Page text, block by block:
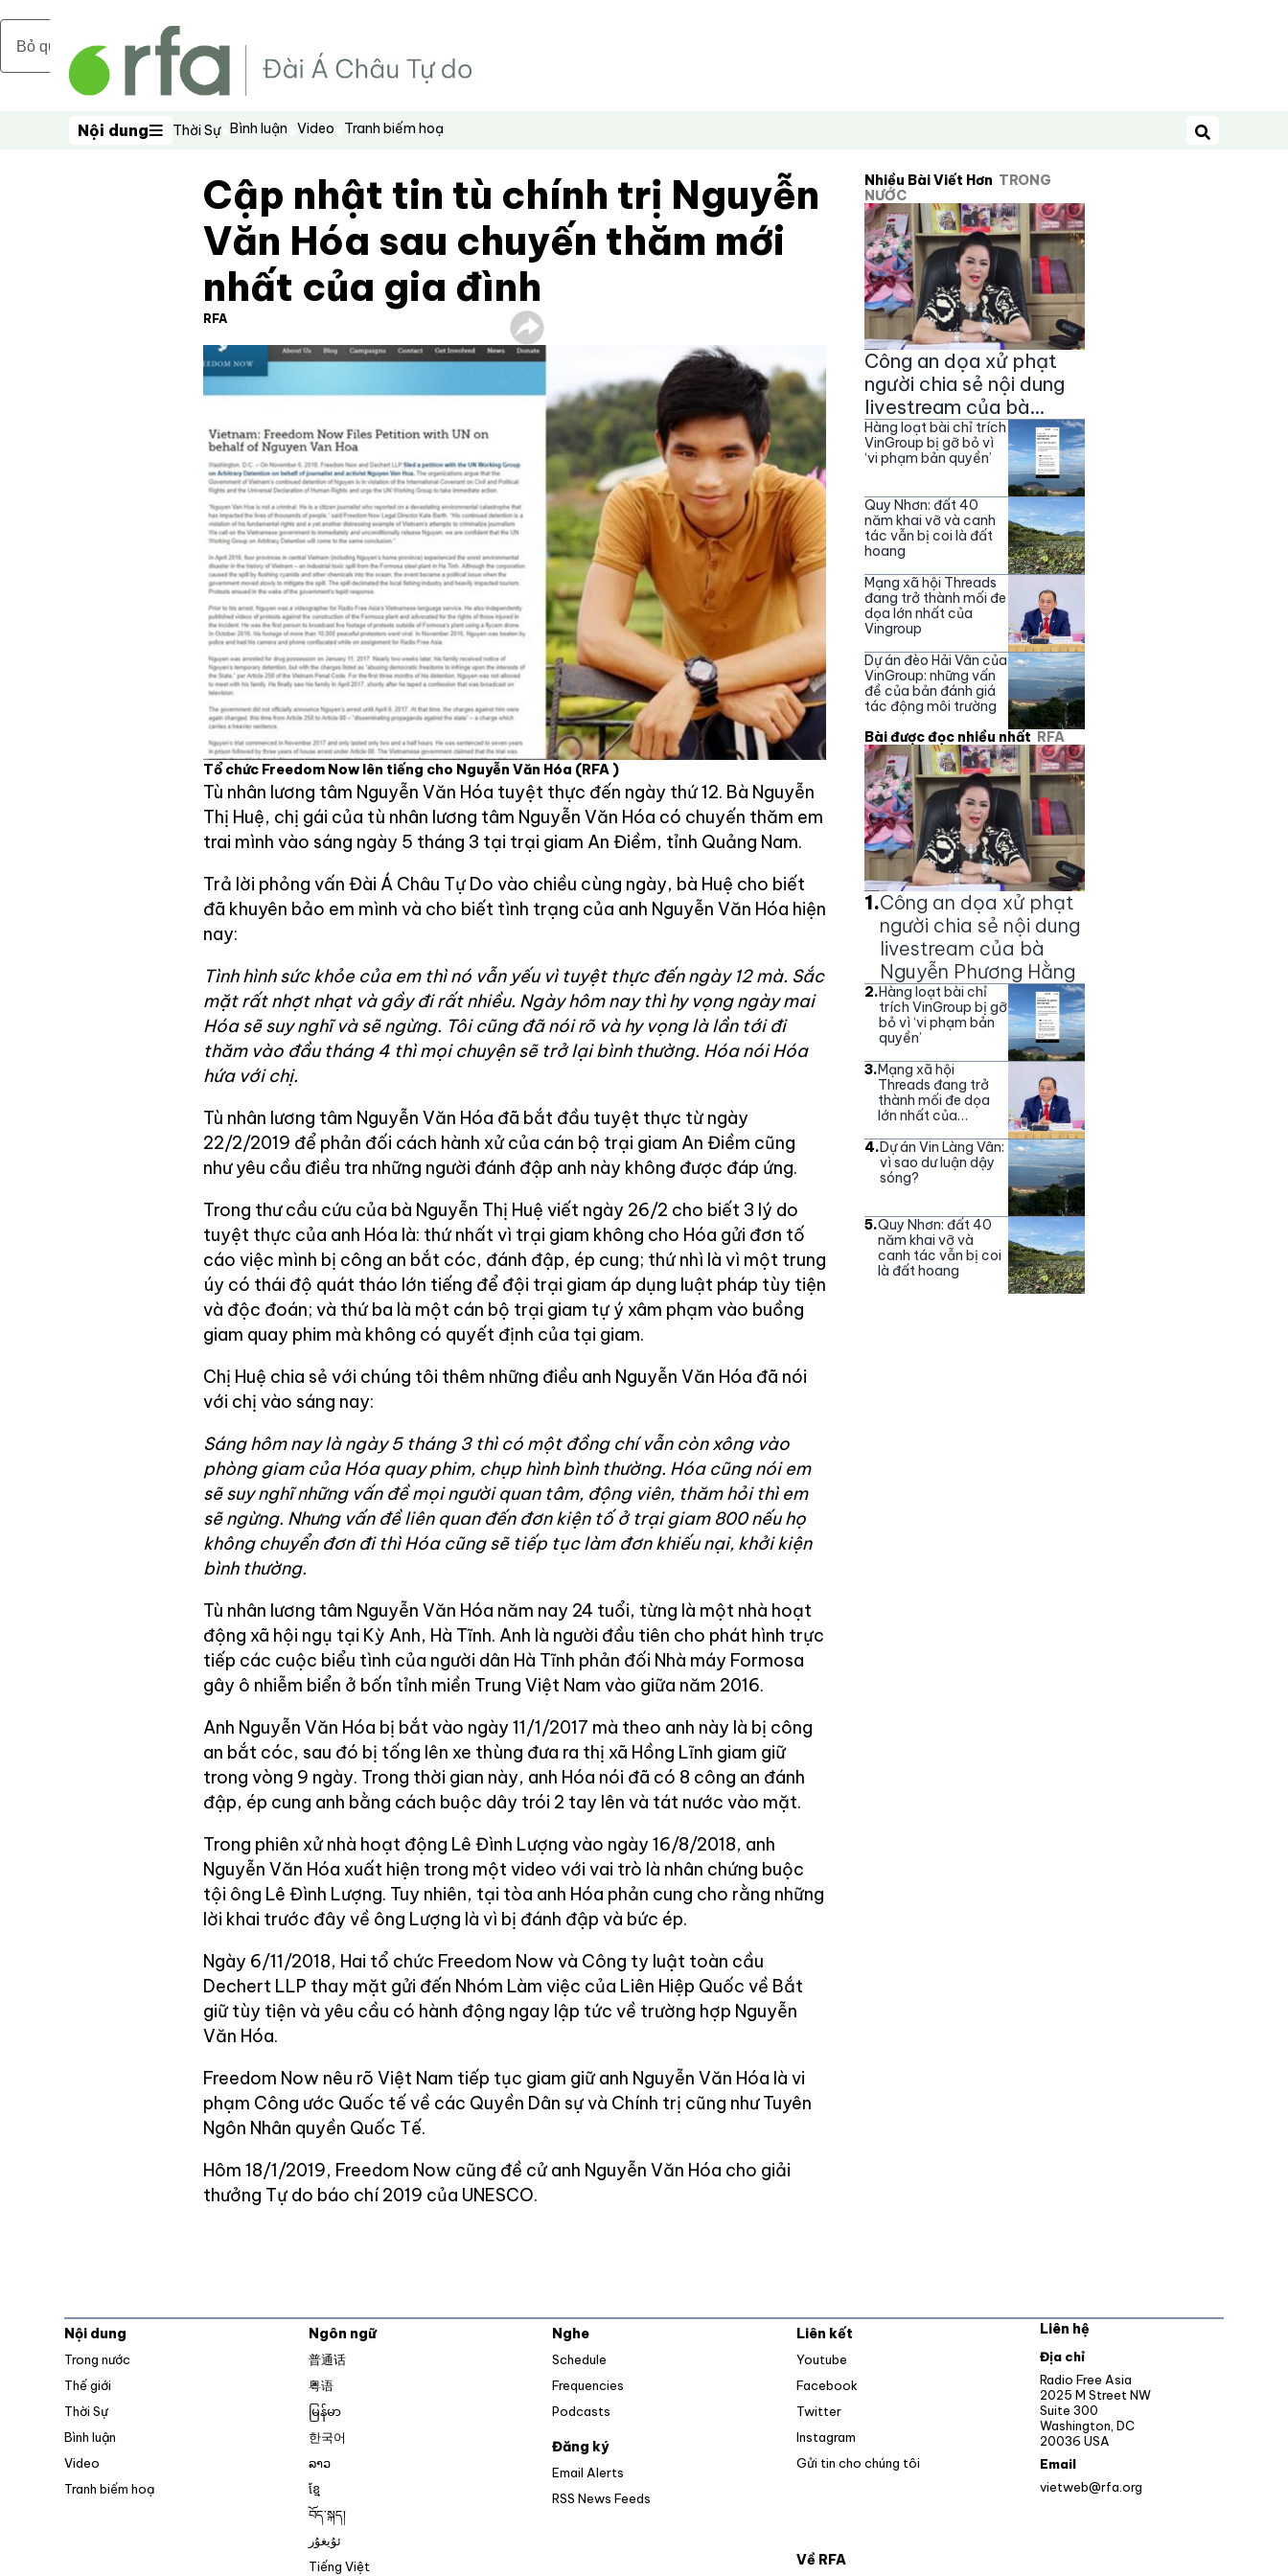
Bỏ qua nội dung chính
Nội dung
Nội dung Thời Sự Bình luận Video Tranh biếm hoạ
Tìm kiếm
Cập nhật tin tù chính trị Nguyễn
Văn Hóa sau chuyến thăm mới
nhất của gia đình
RFA
Tổ chức Freedom Now lên tiếng cho Nguyễn Văn Hóa (RFA )
Tù nhân lương tâm Nguyễn Văn Hóa tuyệt thực đến ngày thứ 12. Bà Nguyễn
Thị Huệ, chị gái của tù nhân lương tâm Nguyễn Văn Hóa có chuyến thăm em
trai mình vào sáng ngày 5 tháng 3 tại trại giam An Điềm, tỉnh Quảng Nam.
Trả lời phỏng vấn Đài Á Châu Tự Do vào chiều cùng ngày, bà Huệ cho biết
đã khuyên bảo em mình và cho biết tình trạng của anh Nguyễn Văn Hóa hiện
nay:
Tình hình sức khỏe của em thì nó vẫn yếu vì tuyệt thực đến ngày 12 mà. Sắc
mặt rất nhợt nhạt và gầy đi rất nhiều. Ngày hôm nay thì hy vọng ngày mai
Hóa sẽ suy nghĩ và sẽ ngừng. Tôi cũng đã nói rõ và hy vọng là lần tới đi
thăm vào đầu tháng 4 thì mọi chuyện sẽ trở lại bình thường. Hóa nói Hóa
hứa với chị.
Tù nhân lương tâm Nguyễn Văn Hóa đã bắt đầu tuyệt thực từ ngày
22/2/2019 để phản đối cách hành xử của cán bộ trại giam An Điềm cũng
như yêu cầu điều tra những người đánh đập anh này không được đáp ứng.
Trong thư cầu cứu của bà Nguyễn Thị Huệ viết ngày 26/2 cho biết 3 lý do
tuyệt thực của anh Hóa là: thứ nhất vì trại giam không cho Hóa gửi đơn tố
cáo việc mình bị công an bắt cóc, đánh đập, ép cung; thứ nhì là vì một trung
úy có thái độ quát tháo lớn tiếng để đội trại giam áp dụng luật pháp tùy tiện
và độc đoán; và thứ ba là một cán bộ trại giam tự ý xâm phạm vào buồng
giam quay phim mà không có quyết định của tại giam.
Chị Huệ chia sẻ với chúng tôi thêm những điều anh Nguyễn Văn Hóa đã nói
với chị vào sáng nay:
Sáng hôm nay là ngày 5 tháng 3 thì có một đồng chí vẫn còn xông vào
phòng giam của Hóa quay phim, chụp hình bình thường. Hóa cũng nói em
sẽ suy nghĩ những vấn đề mọi người quan tâm, động viên, thăm hỏi thì em
sẽ ngừng. Nhưng vấn đề liên quan đến đơn kiện tố ở trại giam 800 nếu họ
không chuyển đơn đi thì Hóa cũng sẽ tiếp tục làm đơn khiếu nại, khởi kiện
bình thường.
Tù nhân lương tâm Nguyễn Văn Hóa năm nay 24 tuổi, từng là một nhà hoạt
động xã hội ngụ tại Kỳ Anh, Hà Tĩnh. Anh là người đầu tiên cho phát hình trực
tiếp các cuộc biểu tình của người dân Hà Tĩnh phản đối Nhà máy Formosa
gây ô nhiễm biển ở bốn tỉnh miền Trung Việt Nam vào giữa năm 2016.
Anh Nguyễn Văn Hóa bị bắt vào ngày 11/1/2017 mà theo anh này là bị công
an bắt cóc, sau đó bị tống lên xe thùng đưa ra thị xã Hồng Lĩnh giam giữ
trong vòng 9 ngày. Trong thời gian này, anh Hóa nói đã có 8 công an đánh
đập, ép cung anh bằng cách buộc dây trói 2 tay lên và tát nước vào mặt.
Trong phiên xử nhà hoạt động Lê Đình Lượng vào ngày 16/8/2018, anh
Nguyễn Văn Hóa xuất hiện trong một video với vai trò là nhân chứng buộc
tội ông Lê Đình Lượng. Tuy nhiên, tại tòa anh Hóa phản cung cho rằng những
lời khai trước đây về ông Lượng là vì bị đánh đập và bức ép.
Ngày 6/11/2018, Hai tổ chức Freedom Now và Công ty luật toàn cầu
Dechert LLP thay mặt gửi đến Nhóm Làm việc của Liên Hiệp Quốc về Bắt
giữ tùy tiện và yêu cầu có hành động ngay lập tức về trường hợp Nguyễn
Văn Hóa.
Freedom Now nêu rõ Việt Nam tiếp tục giam giữ anh Nguyễn Văn Hóa là vi
phạm Công ước Quốc tế về các Quyền Dân sự và Chính trị cũng như Tuyên
Ngôn Nhân quyền Quốc Tế.
Hôm 18/1/2019, Freedom Now cũng đề cử anh Nguyễn Văn Hóa cho giải
thưởng Tự do báo chí 2019 của UNESCO.
Nhiều Bài Viết Hơn TRONG
NƯỚC
Công an dọa xử phạt
người chia sẻ nội dung
livestream của bà
Nguyễn Phương Hằng
Hàng loạt bài chỉ trích
VinGroup bị gỡ bỏ vì
‘vi phạm bản quyền’
Quy Nhơn: đất 40
năm khai vỡ và canh
tác vẫn bị coi là đất
hoang
Mạng xã hội Threads
đang trở thành mối đe
dọa lớn nhất của
Vingroup
Dự án đèo Hải Vân của
VinGroup: những vấn
đề của bản đánh giá
tác động môi trường
Bài được đọc nhiều nhất RFA
1.Công an dọa xử phạt
người chia sẻ nội dung
livestream của bà
Nguyễn Phương Hằng
2.Hàng loạt bài chỉ
trích VinGroup bị gỡ
bỏ vì ‘vi phạm bản
quyền’
3.Mạng xã hội
Threads đang trở
thành mối đe dọa
lớn nhất của
4.Dự án Vin Làng Vân:
vì sao dư luận dậy
sóng?
5.Quy Nhơn: đất 40
năm khai vỡ và
canh tác vẫn bị coi
là đất hoang
Nội dung
Trong nước
Thế giới
Thời Sự
Bình luận
Video
Tranh biếm hoạ
Ngôn ngữ
普通话
粤语
မြန်မာ
한국어
ລາວ
ខ្មែ
བོད་སྐད།
ئۇيغۇر
Tiếng Việt
Nghe
Schedule
Frequencies
Podcasts
Đăng ký
Email Alerts
RSS News Feeds
Liên kết
Youtube
Facebook
Twitter
Instagram
Gửi tin cho chúng tôi
Về RFA
Liên hệ
Địa chỉ
Radio Free Asia
2025 M Street NW
Suite 300
Washington, DC
20036 USA
Email
vietweb@rfa.org